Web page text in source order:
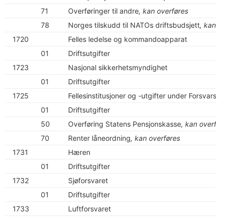
71
Overføringer til andre, kan overføres
78
Norges tilskudd til NATOs driftsbudsjett, kan
1720
Felles ledelse og kommandoapparat
01
Driftsutgifter
1723
Nasjonal sikkerhetsmyndighet
01
Driftsutgifter
1725
Fellesinstitusjoner og -utgifter under
01
Driftsutgifter
50
Overføring Statens Pensjonskasse, kan
70
Renter låneordning, kan overføres
1731
Hæren
01
Driftsutgifter
1732
Sjøforsvaret
01
Driftsutgifter
1733
Luftforsvaret